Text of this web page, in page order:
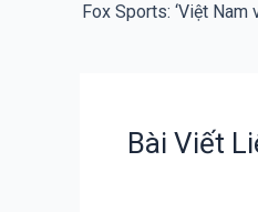
Fox Sports: ‘Việt
Bài Viết